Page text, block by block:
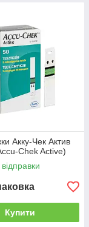
Акку-Чек Актив
Chek Active)
Купити